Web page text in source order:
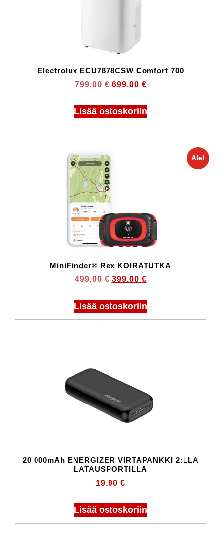
Electrolux ECU7878CSW Comfort 700
799.00 € 699.00 €
Lisää ostoskoriin
Ale!
MiniFinder® Rex KOIRATUTKA
499.00 € 399.00 €
Lisää ostoskoriin
20 000mAh ENERGIZER VIRTAPANKKI 2:LLA
LATAUSPORTILLA
19.90 €
Lisää ostoskoriin